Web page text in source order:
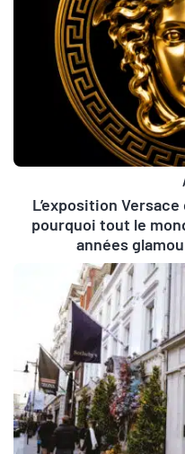
L’exposition
pourquoi tout le
années